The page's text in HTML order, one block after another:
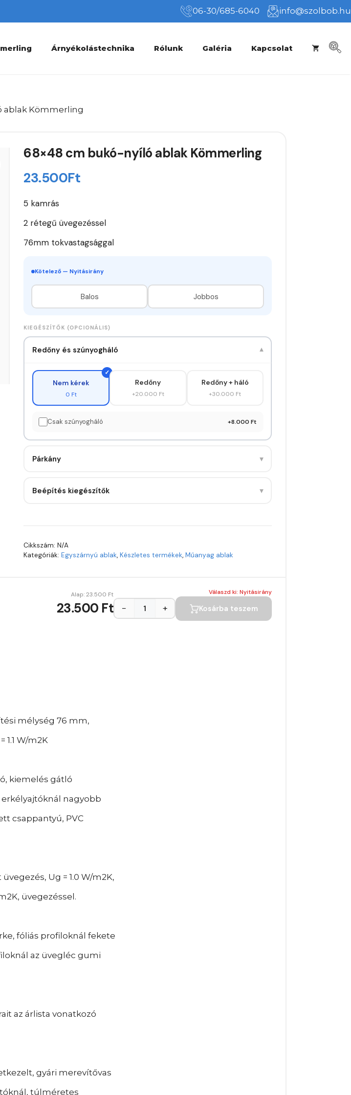
06-30/685-6040 info@szolbob.hu
Árnyékolástechnika Rólunk Galéria Kapcsolat
ablak Kömmerling
68×48 cm bukó-nyíló ablak Kömmerling
23.500Ft
5 kamrás
2 rétegű üvegezéssel
76mm tokvastagsággal
Kötelező — Nyitásirány
Balos Jobbos
KIEGÉSZÍTŐK (OPCIONÁLIS)
Redőny és szúnyogháló ▾
Nem kérek
0 Ft
Redőny
+20.000 Ft
Redőny + háló
+30.000 Ft
Csak szúnyogháló +8.000 Ft
Párkány ▾
Beépítés kiegészítők ▾
Cikkszám:N/A
Kategóriák:Egyszárnyú ablak,Készletes termékek,Műanyag ablak
Alap:23.500 Ft
23.500 Ft
Válaszd ki: Nyitásirány
− + Kosárba teszem
mélység 76 mm,
1.1 W/m2K
kiemelés gátló
nagyobb
csappantyú, PVC
Ug = 1.0 W/m2K,
üvegezéssel.
fóliás profiloknál fekete
az üvegléc gumi
az árlista vonatkozó
gyári merevítővas
túlméretes